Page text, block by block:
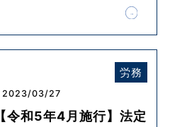
労務
2023/03/27
【令和5年4月施行】法定